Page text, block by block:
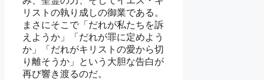
リストの執り成しの御業である。
まさにそこで「だれが私たちを訴
えようか」「だれが罪に定めよう
か」「だれがキリストの愛から切
り離そうか」という大胆な告白が
再び響き渡るのだ。